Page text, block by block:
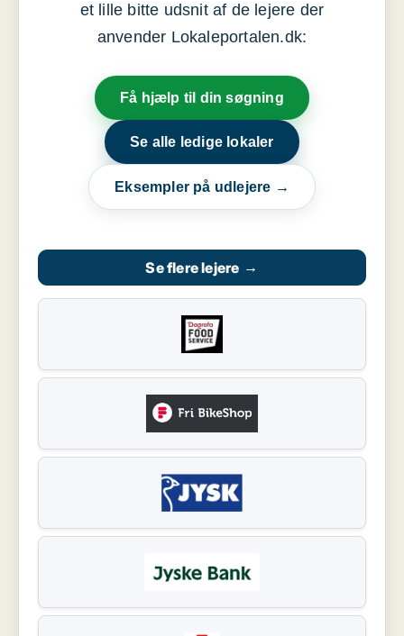
et lille bitte udsnit af de lejere der
anvender Lokaleportalen.dk:
Få hjælp til din søgning
Se alle ledige lokaler
Eksempler på udlejere →
Se flere lejere →